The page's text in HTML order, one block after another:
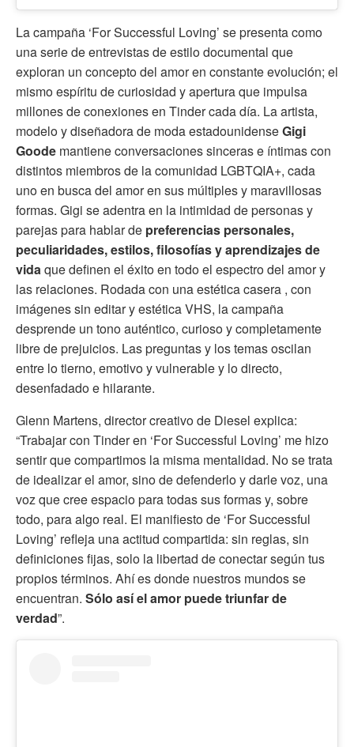
La campaña ‘For Successful Loving’ se presenta como
una serie de entrevistas de estilo documental que
exploran un concepto del amor en constante evolución; el
mismo espíritu de curiosidad y apertura que impulsa
millones de conexiones en Tinder cada día. La artista,
modelo y diseñadora de moda estadounidenseGigi
Goode mantiene conversaciones sinceras e íntimas con
distintos miembros de la comunidad LGBTQIA+, cada
uno en busca del amor en sus múltiples y maravillosas
formas. Gigi se adentra en la intimidad de personas y
parejas para hablar de preferencias personales,
peculiaridades, estilos, filosofías y aprendizajes de
vidaque definen el éxito en todo el espectro del amor y
las relaciones. Rodada con una estética casera , con
imágenes sin editar y estética VHS, la campaña
desprende un tono auténtico, curioso y completamente
libre de prejuicios. Las preguntas y los temas oscilan
entre lo tierno, emotivo y vulnerable y lo directo,
desenfadado e hilarante.
Glenn Martens, director creativo de Diesel explica:
“Trabajar con Tinder en ‘For Successful Loving’ me hizo
sentir que compartimos la misma mentalidad. No se trata
de idealizar el amor, sino de defenderlo y darle voz, una
voz que cree espacio para todas sus formas y, sobre
todo, para algo real. El manifiesto de ‘For Successful
Loving’ refleja una actitud compartida: sin reglas, sin
definiciones fijas, solo la libertad de conectar según tus
propios términos. Ahí es donde nuestros mundos se
encuentran. Sólo así el amor puede triunfar de
verdad”.